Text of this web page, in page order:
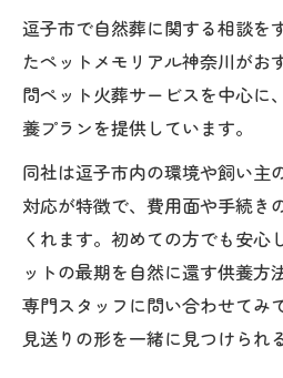
逗子市で自然葬に関する相談を
たペットメモリアル神奈川がお
問ペット火葬サービスを中心に
養プランを提供しています。
同社は逗子市内の環境や飼い主
対応が特徴で、費用面や手続き
くれます。初めての方でも安心
ットの最期を自然に還す供養方
専門スタッフに問い合わせてみ
見送りの形を一緒に見つけられ